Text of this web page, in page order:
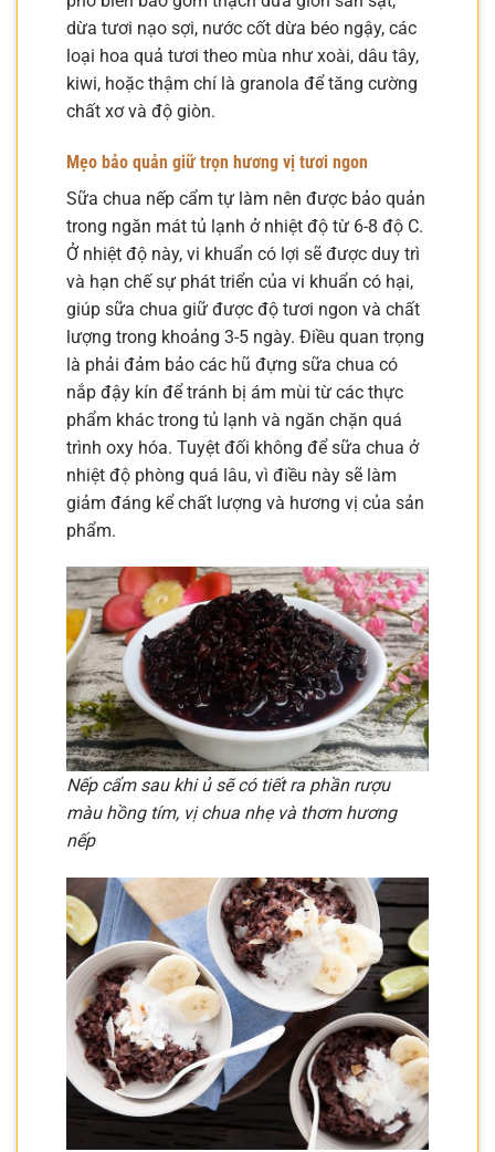
dừa tươi nạo sợi, nước cốt dừa béo ngậy, các
loại hoa quả tươi theo mùa như xoài, dâu tây,
kiwi, hoặc thậm chí là granola để tăng cường
chất xơ và độ giòn.
Mẹo bảo quản giữ trọn hương vị tươi ngon
Sữa chua nếp cẩm tự làm nên được bảo quản
trong ngăn mát tủ lạnh ở nhiệt độ từ 6-8 độ C.
Ở nhiệt độ này, vi khuẩn có lợi sẽ được duy trì
và hạn chế sự phát triển của vi khuẩn có hại,
giúp sữa chua giữ được độ tươi ngon và chất
lượng trong khoảng 3-5 ngày. Điều quan trọng
là phải đảm bảo các hũ đựng sữa chua có
nắp đậy kín để tránh bị ám mùi từ các thực
phẩm khác trong tủ lạnh và ngăn chặn quá
trình oxy hóa. Tuyệt đối không để sữa chua ở
nhiệt độ phòng quá lâu, vì điều này sẽ làm
giảm đáng kể chất lượng và hương vị của sản
phẩm.
Nếp cẩm sau khi ủ sẽ có tiết ra phần rượu
màu hồng tím, vị chua nhẹ và thơm hương
nếp